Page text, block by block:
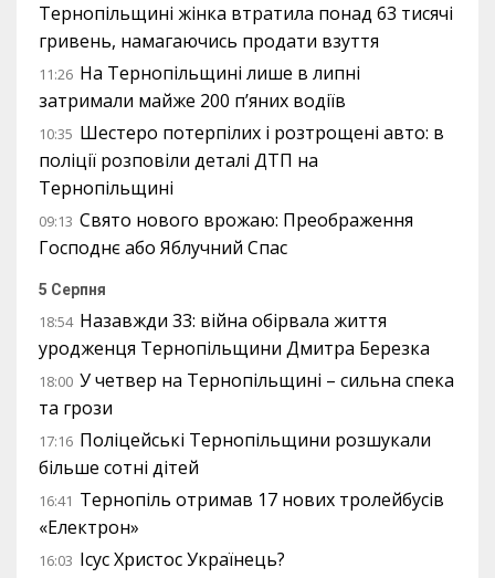
Тернопільщині жінка втратила понад 63 тисячі
гривень, намагаючись продати взуття
11:26 На Тернопільщині лише в липні
затримали майже 200 п’яних водіїв
10:35 Шестеро потерпілих і розтрощені авто: в
поліції розповіли деталі ДТП на
Тернопільщині
09:13 Свято нового врожаю: Преображення
Господнє або Яблучний Спас
5 Серпня
18:54 Назавжди 33: війна обірвала життя
уродженця Тернопільщини Дмитра Березка
18:00 У четвер на Тернопільщині – сильна спека
та грози
17:16 Поліцейські Тернопільщини розшукали
більше сотні дітей
16:41 Тернопіль отримав 17 нових тролейбусів
«Електрон»
16:03 Ісус Христос Українець?